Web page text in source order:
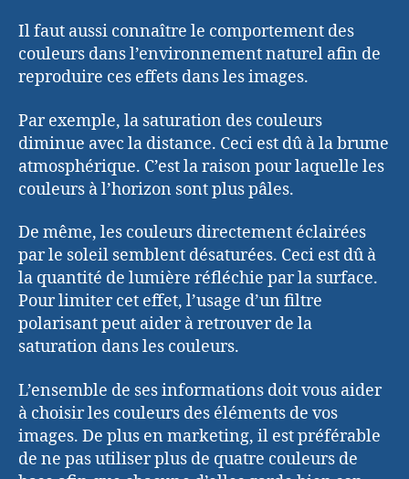
Il faut aussi connaître le comportement des
couleurs dans l’environnement naturel afin de
reproduire ces effets dans les images.
Par exemple, la saturation des couleurs
diminue avec la distance. Ceci est dû à la brume
atmosphérique. C’est la raison pour laquelle les
couleurs à l’horizon sont plus pâles.
De même, les couleurs directement éclairées
par le soleil semblent désaturées. Ceci est dû à
la quantité de lumière réfléchie par la surface.
Pour limiter cet effet, l’usage d’un filtre
polarisant peut aider à retrouver de la
saturation dans les couleurs.
L’ensemble de ses informations doit vous aider
à choisir les couleurs des éléments de vos
images. De plus en marketing, il est préférable
de ne pas utiliser plus de quatre couleurs de